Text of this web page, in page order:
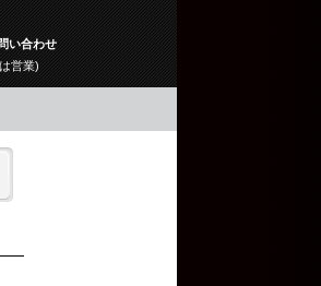
い合わせ
営業)